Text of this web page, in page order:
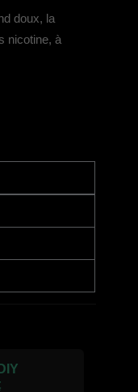
doux, la
nicotine, à